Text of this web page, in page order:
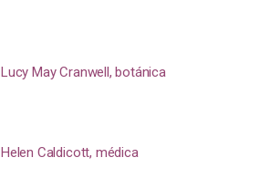
Lucy May Cranwell, botánica
Helen Caldicott, médica